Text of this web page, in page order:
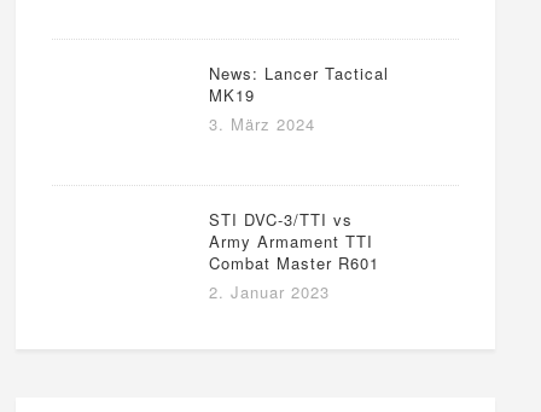
News: Lancer Tactical
MK19
3. März 2024
STI DVC-3/TTI vs
Army Armament TTI
Combat Master R601
2. Januar 2023